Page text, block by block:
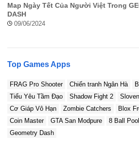
Map Ngày Tết Của Người Việt Trong
DASH
09/06/2024
Top Games Apps
FRAG Pro Shooter Chiến tranh Ngân Hà
Tiểu Yêu Tầm Đạo
Shadow Fight 2
Cơ Giáp Vô Hạn
Zombie Catchers Blox
Coin Master
GTA San Modpure 8 Ball Pool
Geometry Dash